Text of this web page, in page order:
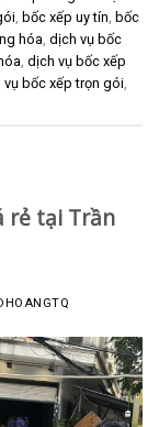
bốc xếp uy tín bốc
hóa dịch vụ bốc
dịch vụ bốc xếp
vụ bốc xếp trọn gói
rẻ tại Trần